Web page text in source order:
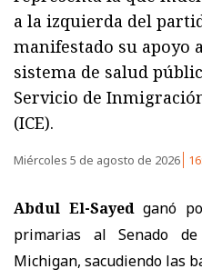
a la izquierda del
manifestado su apoyo
sistema de salud
Servicio de
(ICE).
Miércoles 5 de agosto de 2026
Abdul El-Sayedganó
primarias al Senado
Michigan, sacudiendo las